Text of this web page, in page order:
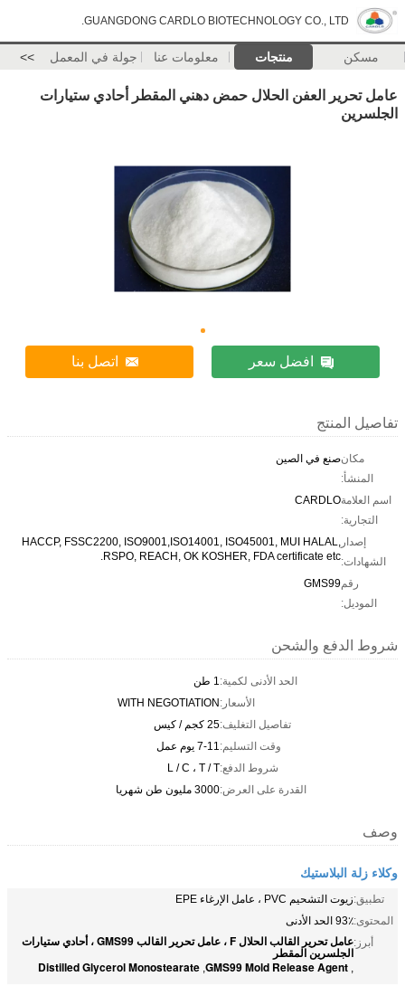
GUANGDONG CARDLO BIOTECHNOLOGY CO., LTD.
مسكن منتجات معلومات عنا جولة في المعمل >>
عامل تحرير العفن الحلال حمض دهني المقطر أحادي ستيارات
الجلسرين
افضل سعر اتصل بنا
تفاصيل المنتج
مكان
المنشأ:
صنع في الصين
اسم العلامة
التجارية:
CARDLO
إصدار
الشهادات:
HACCP, FSSC2200, ISO9001,ISO14001, ISO45001, MUI HALAL,
RSPO, REACH, OK KOSHER, FDA certificate etc.
رقم
الموديل:
GMS99
شروط الدفع والشحن
الحد الأدنى لكمية:1 طن
الأسعار:WITH NEGOTIATION
تفاصيل التغليف:25 كجم / كيس
وقت التسليم:7-11 يوم عمل
شروط الدفع:L / C ، T / T
القدرة على العرض:3000 مليون طن شهريا
وصف
وكلاء زلة البلاستيك
تطبيق:زيوت التشحيم PVC ، عامل الإرغاء EPE
المحتوى:93٪ الحد الأدنى
أبرز:
عامل تحرير القالب الحلال F ، عامل تحرير القالب GMS99 ، أحادي ستيارات
الجلسرين المقطر
,
GMS99 Mold Release Agent
,
Distilled Glycerol Monostearate